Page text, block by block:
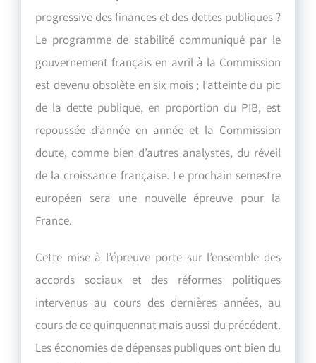
progressive des finances et des dettes publiques ?
Le programme de stabilité communiqué par le
gouvernement français en avril à la Commission
est devenu obsolète en six mois ; l’atteinte du pic
de la dette publique, en proportion du PIB, est
repoussée d’année en année et la Commission
doute, comme bien d’autres analystes, du réveil
de la croissance française. Le prochain semestre
européen sera une nouvelle épreuve pour la
France.
Cette mise à l’épreuve porte sur l’ensemble des
accords sociaux et des réformes politiques
intervenus au cours des dernières années, au
cours de ce quinquennat mais aussi du précédent.
Les économies de dépenses publiques ont bien du